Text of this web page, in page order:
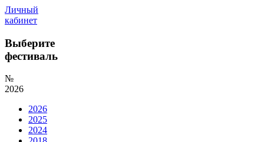
Личный
кабинет
Выберите
фестиваль
№
2026
2026
2025
2024